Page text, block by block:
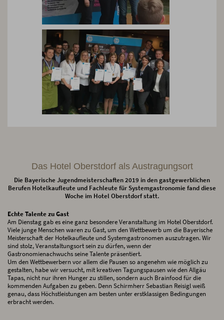
Das Hotel Oberstdorf als Austragungsort
Die Bayerische Jugendmeisterschaften 2019 in den gastgewerblichen
Berufen Hotelkaufleute und Fachleute für Systemgastronomie fand diese
Woche im Hotel Oberstdorf statt.
Echte Talente zu Gast
Am Dienstag gab es eine ganz besondere Veranstaltung im Hotel Oberstdorf.
Viele junge Menschen waren zu Gast, um den Wettbewerb um die Bayerische
Meisterschaft der Hotelkaufleute und Systemgastronomen auszutragen. Wir
sind stolz, Veranstaltungsort sein zu dürfen, wenn der
Gastronomienachwuchs seine Talente präsentiert.
Um den Wettbewerbern vor allem die Pausen so angenehm wie möglich zu
gestalten, habe wir versucht, mit kreativen Tagungspausen wie den Allgäu
Tapas, nicht nur ihren Hunger zu stillen, sondern auch Brainfood für die
kommenden Aufgaben zu geben. Denn Schirmherr Sebastian Reisigl weiß
genau, dass Höchstleistungen am besten unter erstklassigen Bedingungen
erbracht werden.